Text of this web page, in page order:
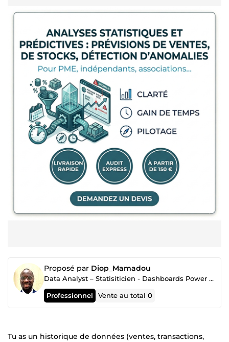
Proposé par Diop_Mamadou
Data Analyst – Statisiticien - Dashboards Power BI & Excel pour PME et e-commerce
Professionnel Vente au total0
Tu as un historique de données (ventes, transactions,